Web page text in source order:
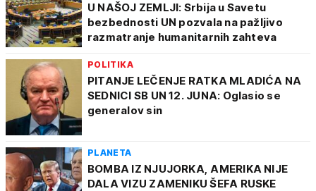
U NAŠOJ ZEMLJI: Srbija u Savetu
bezbednosti UN pozvala na pažljivo
razmatranje humanitarnih zahteva
POLITIKA
PITANJE LEČENJE RATKA MLADIĆA NA
SEDNICI SB UN 12. JUNA: Oglasio se
generalov sin
PLANETA
BOMBA IZ NJUJORKA, AMERIKA NIJE
DALA VIZU ZAMENIKU ŠEFA RUSKE